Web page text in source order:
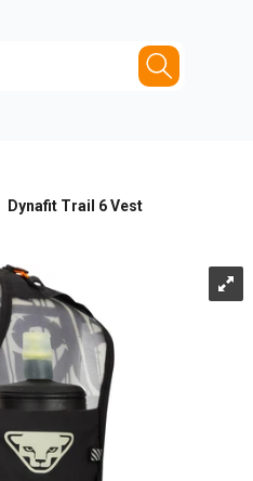
Dynafit Trail 6 Vest